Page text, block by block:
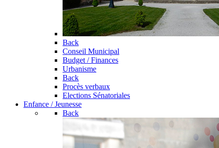
Back
Conseil Municipal
Budget / Finances
Urbanisme
Back
Procès verbaux
Elections Sénatoriales
Enfance / Jeunesse
Back